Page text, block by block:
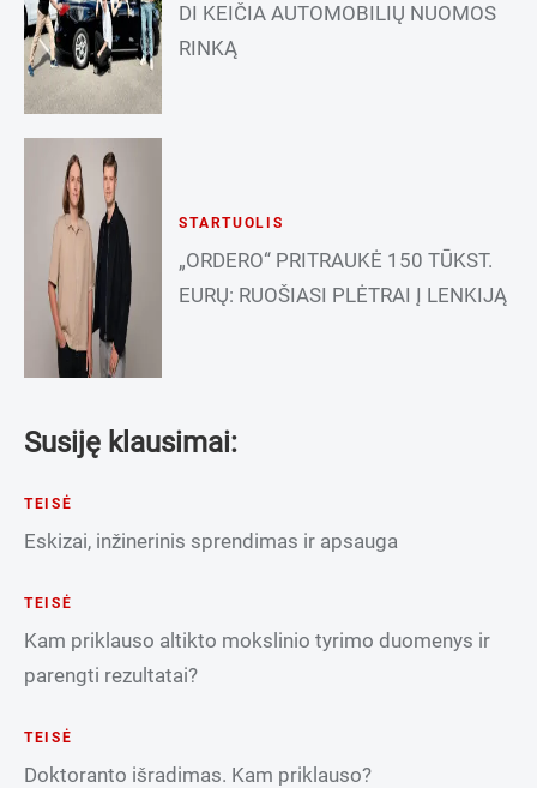
DI KEIČIA AUTOMOBILIŲ NUOMOS
RINKĄ
STARTUOLIS
„ORDERO“ PRITRAUKĖ 150 TŪKST.
EURŲ: RUOŠIASI PLĖTRAI Į LENKIJĄ
Susiję klausimai:
TEISĖ
Eskizai, inžinerinis sprendimas ir apsauga
TEISĖ
Kam priklauso altikto mokslinio tyrimo duomenys ir
parengti rezultatai?
TEISĖ
Doktoranto išradimas. Kam priklauso?